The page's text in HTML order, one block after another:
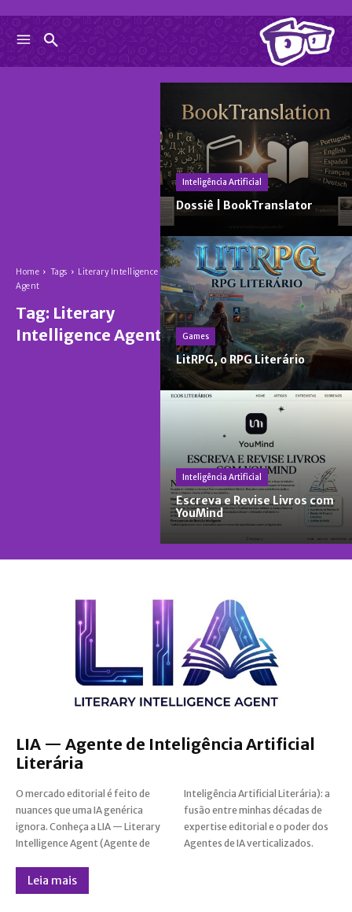
Home Tags
Literary Intelligence
Agent
Tag: Literary
Intelligence Agent
Inteligência Artificial
Dossiê | BookTranslator
Games
LitRPG, o RPG Literário
Inteligência Artificial
Escreva e Revise Livros com
YouMind
LIA — Agente de Inteligência Artificial
Literária
O mercado editorial é feito de
nuances que uma IA genérica
ignora. Conheça a LIA — Literary
Intelligence Agent (Agente de
Inteligência Artificial Literária): a
fusão entre minhas décadas de
expertise editorial e o poder dos
Agentes de IA verticalizados.
Leia mais